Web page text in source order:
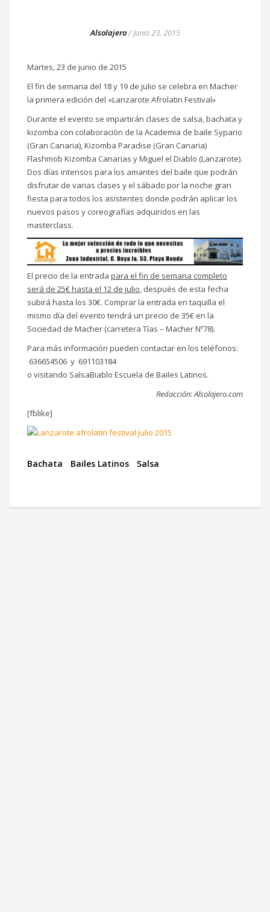
Alsolajero/Junio 23, 2015
Martes, 23 de junio de 2015
El fin de semana del 18 y 19 de julio se celebra en Macher
la primera edición del «Lanzarote Afrolatin Festival»
Durante el evento se impartirán clases de salsa, bachata y
kizomba con colaboración de la Academia de baile Sypario
(Gran Canaria), Kizomba Paradise (Gran Canaria)
Flashmob Kizomba Canarias y Miguel el Diablo (Lanzarote).
Dos días intensos para los amantes del baile que podrán
disfrutar de varias clases y el sábado por la noche gran
fiesta para todos los asistentes donde podrán aplicar los
nuevos pasos y coreografías adquiridos en las
masterclass.
El precio de la entrada para el fin de semana completo
será de 25€ hasta el 12 de julio, después de esta fecha
subirá hasta los 30€. Comprar la entrada en taquilla el
mismo día del evento tendrá un precio de 35€ en la
Sociedad de Macher (carretera Tías – Macher Nº78).
Para más información pueden contactar en los teléfonos:
636654506 y 691103184
o visitando SalsaBiablo Escuela de Bailes Latinos.
Redacción: Alsolajero.com
[fblike]
Bachata Bailes Latinos Salsa